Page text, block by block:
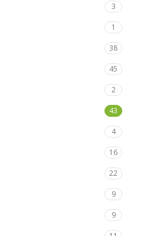
3
1
38
45
2
43
4
16
22
9
9